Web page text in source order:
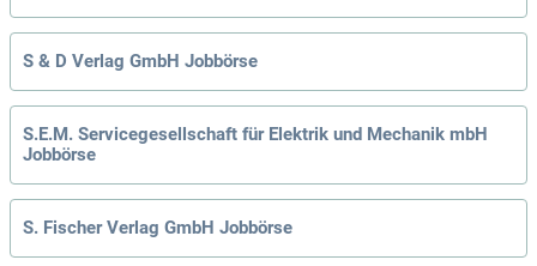
S & D Verlag GmbH Jobbörse
S.E.M. Servicegesellschaft für Elektrik und Mechanik mbH
Jobbörse
S. Fischer Verlag GmbH Jobbörse